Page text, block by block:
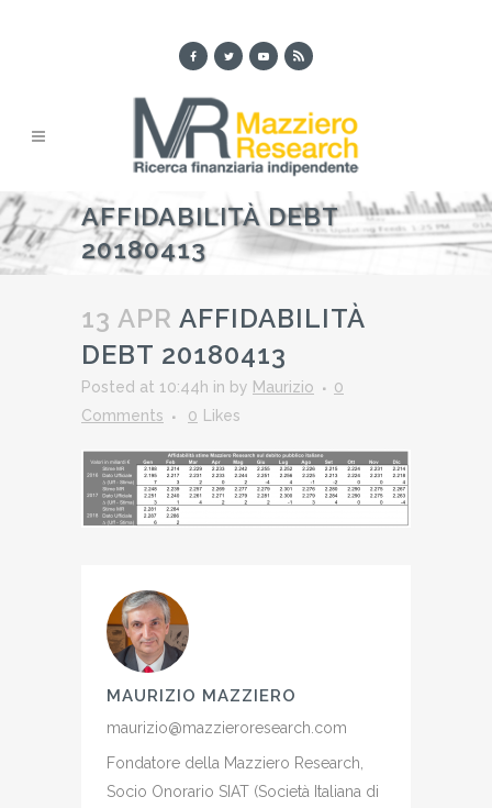
AFFIDABILITÀ DEBT
20180413
13 APR AFFIDABILITÀ
DEBT 20180413
Posted at 10:44h in by Maurizio
0
Comments
0 Likes
MAURIZIO MAZZIERO
maurizio@mazzieroresearch.com
Fondatore della Mazziero Research,
Socio Onorario SIAT (Società Italiana di